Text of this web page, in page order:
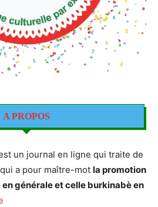
A PROPOS
un journal en ligne qui traite de
a pour maître-mot la promotion
générale et celle burkinabè en